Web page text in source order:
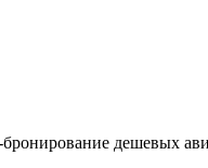
дешевых